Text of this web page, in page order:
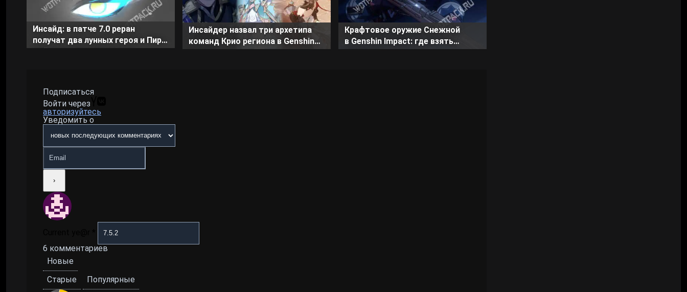
Инсайд: в патче 7.0 реран
получат два лунных героя и Пиро
мейн-дд в Genshin Impact
Инсайдер назвал три архетипа
команд Крио региона в Genshin
Крафтовое оружие Снежной
в Genshin Impact: где взять
чертежи
Подписаться
Войти через
авторизуйтесь
Уведомить о
6 комментариев
Новые
Старые
Популярные